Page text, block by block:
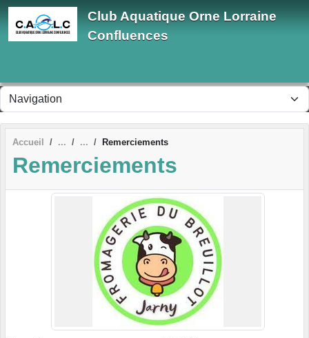
Club Aquatique Orne Lorraine
Confluences
Accueil Remerciements
Remerciements
Panneau de gestion des cookies